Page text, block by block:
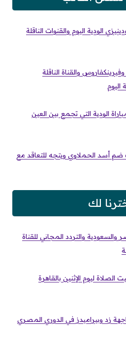
الودية اليوم والقنوات الناقلة
والقناة الناقلة
اليوم
الودية التي تجمع بين العين
ضم أسد الحملاوي ويتجه للتعاقد مع
لك
والسعودية والتردد المجاني للقناة
ليوم الإثنين بالقاهرة
زد وبيراميدز في الدوري المصري